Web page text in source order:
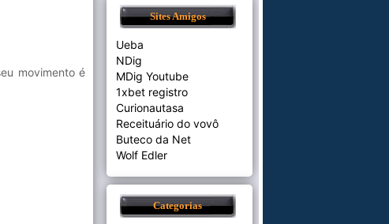
movimento é
Sites Amigos
Ueba
NDig
MDig Youtube
1xbet registro
Curionautasa
Receituário do vovô
Buteco da Net
Wolf Edler
Categorias